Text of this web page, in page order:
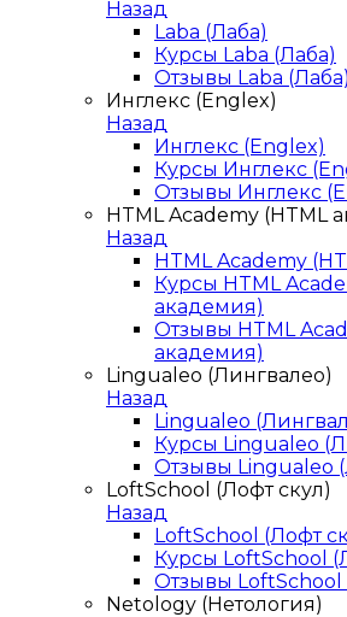
Назад
Laba (Лаба)
Курсы Laba (Лаба)
Отзывы Laba (Лаба)
Инглекс (Englex)
Назад
Инглекс (Englex)
Курсы Инглекс
Отзывы Инглекс
HTML Academy (HTML
Назад
HTML Academy
Курсы HTML
академия)
Отзывы HTML
академия)
Lingualeo (Лингвалео)
Назад
Lingualeo
Курсы Lingualeo
Отзывы Lingualeo
LoftSchool (Лофт скул)
Назад
LoftSchool (Лофт
Курсы LoftSchool
Отзывы LoftSchool
Netology (Нетология)